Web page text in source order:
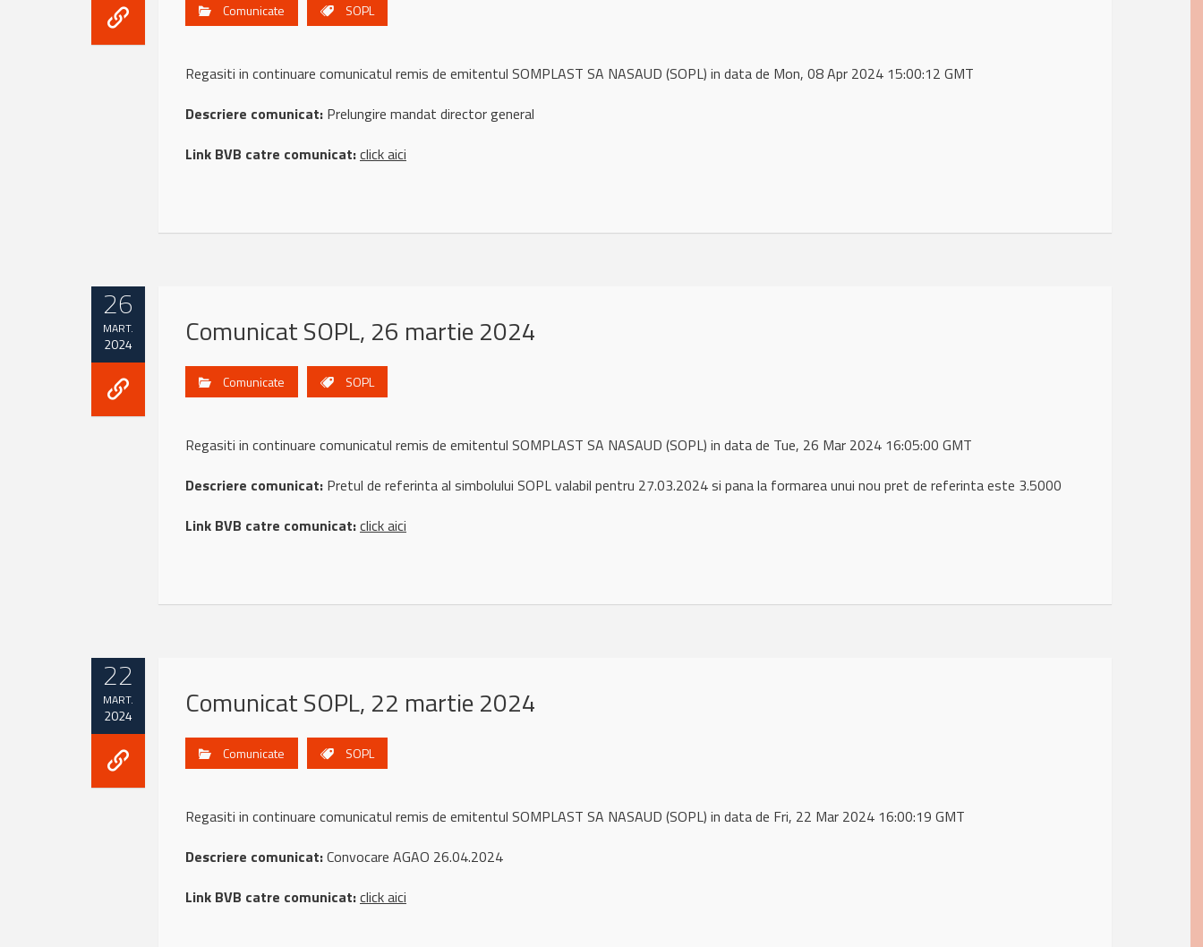
Comunicate SOPL
Regasiti in continuare comunicatul remis de emitentul SOMPLAST SA NASAUD (SOPL) in data de Mon, 08 Apr 2024 15:00:12 GMT
Descriere comunicat: Prelungire mandat director general
Link BVB catre comunicat:click aici
26
MART.
2024 Comunicat SOPL, 26 martie 2024
Comunicate SOPL
Regasiti in continuare comunicatul remis de emitentul SOMPLAST SA NASAUD (SOPL) in data de Tue, 26 Mar 2024 16:05:00 GMT
Descriere comunicat: Pretul de referinta al simbolului SOPL valabil pentru 27.03.2024 si pana la formarea unui nou pret de referinta este 3.5000
Link BVB catre comunicat:click aici
22
MART.
2024 Comunicat SOPL, 22 martie 2024
Comunicate SOPL
Regasiti in continuare comunicatul remis de emitentul SOMPLAST SA NASAUD (SOPL) in data de Fri, 22 Mar 2024 16:00:19 GMT
Descriere comunicat:Convocare AGAO 26.04.2024
Link BVB catre comunicat:click aici